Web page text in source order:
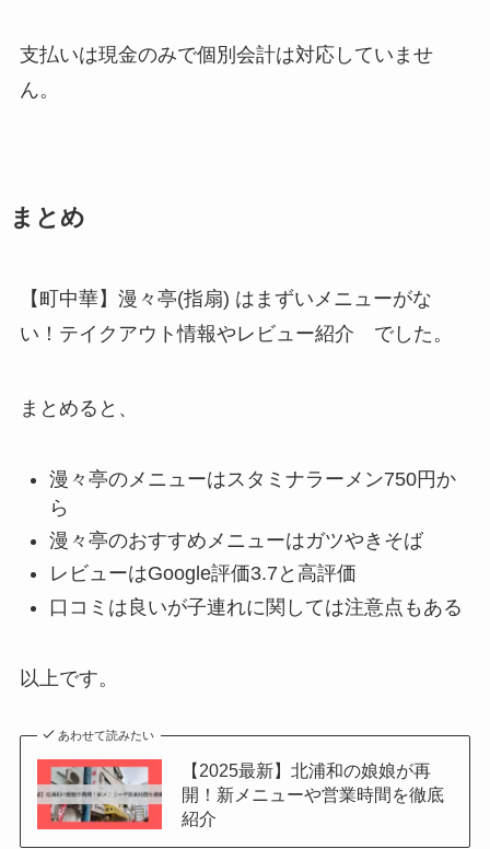
支払いは現金のみで個別会計は対応していませ
ん。
まとめ
【町中華】漫々亭(指扇) はまずいメニューがな
い！テイクアウト情報やレビュー紹介 でした。
まとめると、
漫々亭のメニューはスタミナラーメン750円か
ら
漫々亭のおすすめメニューはガツやきそば
レビューはGoogle評価3.7と高評価
口コミは良いが子連れに関しては注意点もある
以上です。
あわせて読みたい
【2025最新】北浦和の娘娘が再
開！新メニューや営業時間を徹底
紹介